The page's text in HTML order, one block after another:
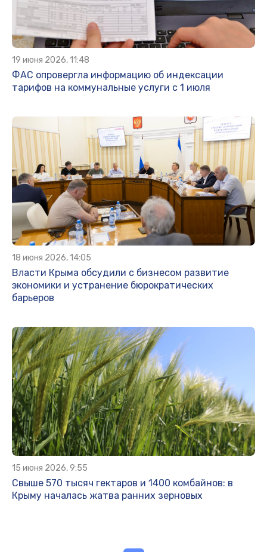
19 июня 2026, 11:48
ФАС опровергла информацию об индексации
тарифов на коммунальные услуги с 1 июля
18 июня 2026, 14:05
Власти Крыма обсудили с бизнесом развитие
экономики и устранение бюрократических
барьеров
15 июня 2026, 9:55
Свыше 570 тысяч гектаров и 1400 комбайнов: в
Крыму началась жатва ранних зерновых